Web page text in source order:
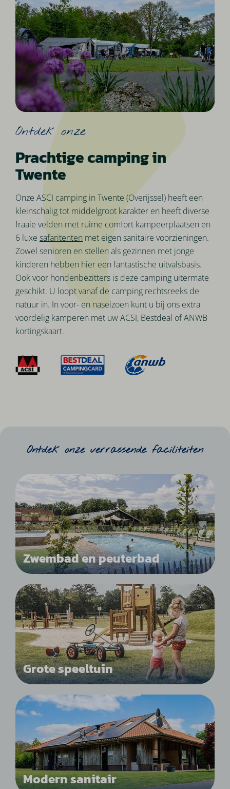
Ontdek onze
Prachtige camping in
Twente
Onze ASCI camping in Twente (Overijssel) heeft een
kleinschalig tot middelgroot karakter en heeft diverse
fraaie velden met ruime comfort kampeerplaatsen en
6 luxesafaritenten met eigen sanitaire voorzieningen.
Zowel senioren en stellen als gezinnen met jonge
kinderen hebben hier een fantastische uitvalsbasis.
Ook voor hondenbezitters is deze camping uitermate
geschikt. U loopt vanaf de camping rechtsreeks de
natuur in. In voor- en naseizoen kunt u bij ons extra
voordelig kamperen met uw ACSI, Bestdeal of ANWB
kortingskaart.
Ontdek onze verrassende faciliteiten
Zwembad en peuterbad
Grote speeltuin
Modern sanitair